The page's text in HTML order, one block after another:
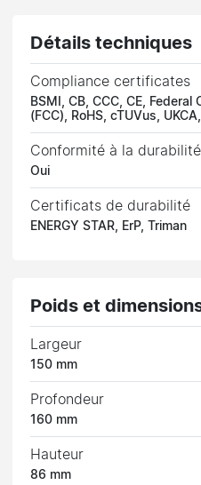
Détails techniques
Compliance certificates
BSMI, CB, CCC, CE,
(FCC), RoHS, cTUVus,
Conformité à la durabilité
Oui
Certificats de durabilité
ENERGY STAR, ErP, Triman
Poids et
Largeur
150 mm
Profondeur
160 mm
Hauteur
86 mm